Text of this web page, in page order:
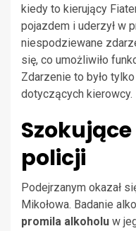
kiedy to kierujący
pojazdem i uderzył w
niespodziewane
się, co umożliwiło
Zdarzenie to było
dotyczących kierowcy.
policji
Podejrzanym okazał
Mikołowa. Badanie
promila alkoholu w